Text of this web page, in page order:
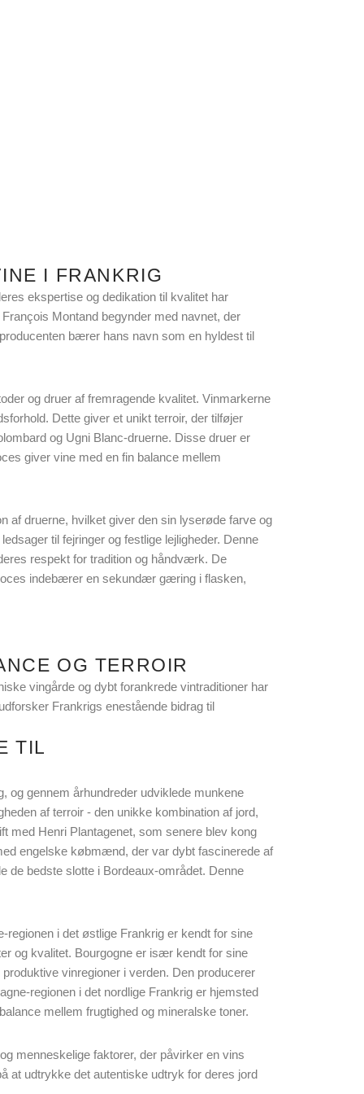
I FRANKRIG
ekspertise og dedikation til kvalitet har
Montand begynder med navnet, der
bærer hans navn som en hyldest til
og druer af fremragende kvalitet. Vinmarkerne
Dette giver et unikt terroir, der tilføjer
og Ugni Blanc-druerne. Disse druer er
giver vine med en fin balance mellem
druerne, hvilket giver den sin lyserøde farve og
til fejringer og festlige lejligheder. Denne
respekt for tradition og håndværk. De
indebærer en sekundær gæring i flasken,
OG TERROIR
vingårde og dybt forankrede vintraditioner har
Frankrigs enestående bidrag til
TIL
og gennem århundreder udviklede munkene
af terroir - den unikke kombination af jord,
med Henri Plantagenet, som senere blev kong
engelske købmænd, der var dybt fascinerede af
de bedste slotte i Bordeaux-området. Denne
i det østlige Frankrig er kendt for sine
og kvalitet. Bourgogne er især kendt for sine
vinregioner i verden. Den producerer
regionen i det nordlige Frankrig er hjemsted
mellem frugtighed og mineralske toner.
menneskelige faktorer, der påvirker en vins
at udtrykke det autentiske udtryk for deres jord